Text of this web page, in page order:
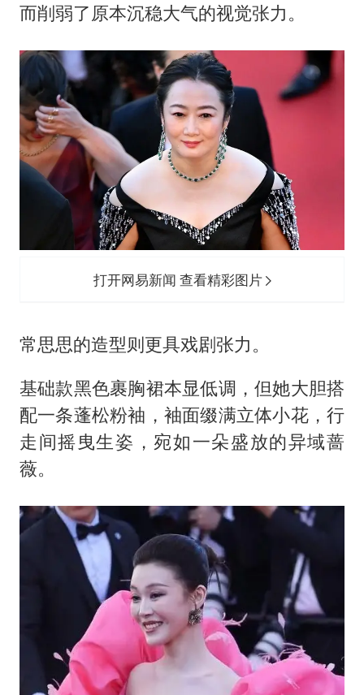
而削弱了原本沉稳大气的视觉张力。
打开网易新闻 查看精彩图片
常思思的造型则更具戏剧张力。
基础款黑色裹胸裙本显低调，但她大胆搭
配一条蓬松粉袖，袖面缀满立体小花，行
走间摇曳生姿，宛如一朵盛放的异域蔷
薇。